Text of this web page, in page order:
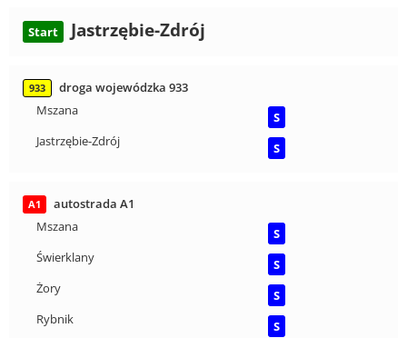
Start Jastrzębie-Zdrój
933
droga wojewódzka 933
Mszana
S
Jastrzębie-Zdrój
S
A1
autostrada A1
Mszana
S
Świerklany
S
Żory
S
Rybnik
S